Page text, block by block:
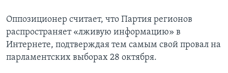
Оппозиционер считает, что Партия регионов
распространяет «лживую информацию» в
Интернете, подтверждая тем самым свой провал на
парламентских выборах 28 октября.